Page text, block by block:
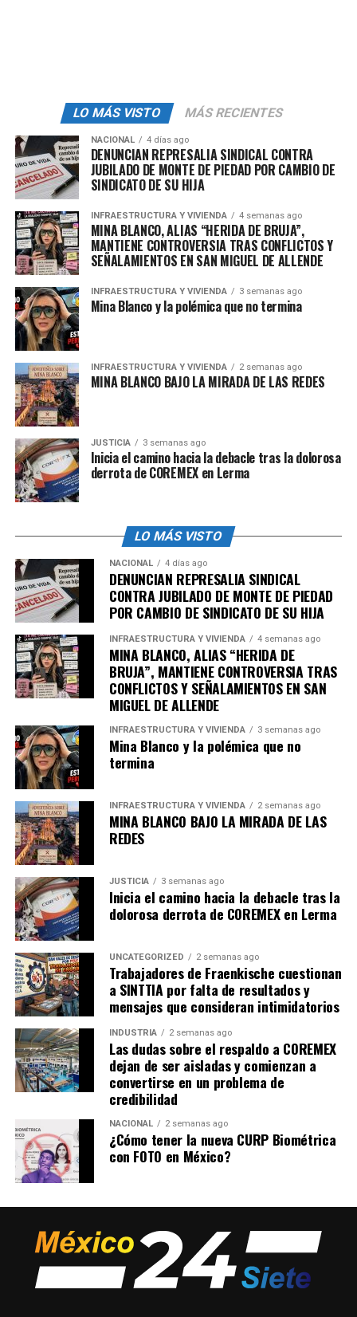
LO MÁS VISTO MÁS RECIENTES
NACIONAL 4 días ago
DENUNCIAN REPRESALIA SINDICAL CONTRA
JUBILADO DE MONTE DE PIEDAD POR CAMBIO DE
SINDICATO DE SU HIJA
INFRAESTRUCTURA Y VIVIENDA 4 semanas ago
MINA BLANCO, ALIAS “HERIDA DE BRUJA”,
MANTIENE CONTROVERSIA TRAS CONFLICTOS Y
SEÑALAMIENTOS EN SAN MIGUEL DE ALLENDE
INFRAESTRUCTURA Y VIVIENDA 3 semanas ago
Mina Blanco y la polémica que no termina
INFRAESTRUCTURA Y VIVIENDA 2 semanas ago
MINA BLANCO BAJO LA MIRADA DE LAS REDES
JUSTICIA 3 semanas ago
Inicia el camino hacia la debacle tras la dolorosa
derrota de COREMEX en Lerma
LO MÁS VISTO
NACIONAL 4 días ago
DENUNCIAN REPRESALIA SINDICAL
CONTRA JUBILADO DE MONTE DE PIEDAD
POR CAMBIO DE SINDICATO DE SU HIJA
INFRAESTRUCTURA Y VIVIENDA 4 semanas ago
MINA BLANCO, ALIAS “HERIDA DE
BRUJA”, MANTIENE CONTROVERSIA TRAS
CONFLICTOS Y SEÑALAMIENTOS EN SAN
MIGUEL DE ALLENDE
INFRAESTRUCTURA Y VIVIENDA 3 semanas ago
Mina Blanco y la polémica que no
termina
INFRAESTRUCTURA Y VIVIENDA 2 semanas ago
MINA BLANCO BAJO LA MIRADA DE LAS
REDES
JUSTICIA 3 semanas ago
Inicia el camino hacia la debacle tras la
dolorosa derrota de COREMEX en Lerma
UNCATEGORIZED 2 semanas ago
Trabajadores de Fraenkische cuestionan
a SINTTIA por falta de resultados y
mensajes que consideran intimidatorios
INDUSTRIA 2 semanas ago
Las dudas sobre el respaldo a COREMEX
dejan de ser aisladas y comienzan a
convertirse en un problema de
credibilidad
NACIONAL 2 semanas ago
¿Cómo tener la nueva CURP Biométrica
con FOTO en México?